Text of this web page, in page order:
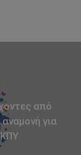
από
για